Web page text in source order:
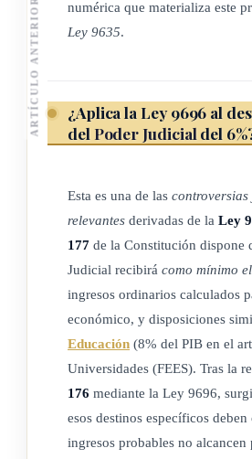
numérica que materializa este
Ley 9635.
¿Aplica la Ley 9696 al
del Poder Judicial del
Esta es una de las
relevantes derivadas de la Ley
177 de la Constitución dispone
Judicial recibirá como mínimo
ingresos ordinarios calculados
económico, y disposiciones
Educación (8% del PIB en el
Universidades (FEES). Tras la
176 mediante la Ley 9696,
esos destinos específicos
ingresos probables no
ARTÍCULO ANTERIOR